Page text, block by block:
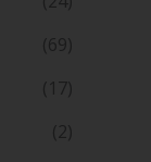
(69)
(17)
(2)